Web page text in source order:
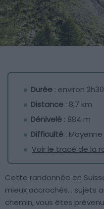
Durée : environ 2h30
Distance : 8,7 km
Dénivelé : 884 m
Difficulté : Moyenne
Voir le tracé de la
Cette randonnée en
mieux accrochés… sujets
chemin, vous êtes